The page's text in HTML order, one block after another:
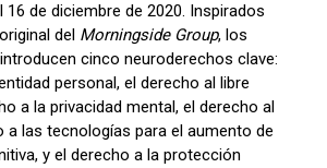
16 de diciembre de 2020. Inspirados
del Morningside Group, los
cinco neuroderechos clave:
personal, el derecho al libre
a la privacidad mental, el derecho al
a las tecnologías para el aumento de
y el derecho a la protección